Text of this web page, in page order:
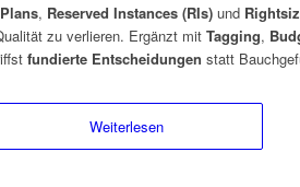
, Reserved Instances (RIs) und
zu verlieren. Ergänzt mit Tagging,
fundierte Entscheidungen statt
Weiterlesen